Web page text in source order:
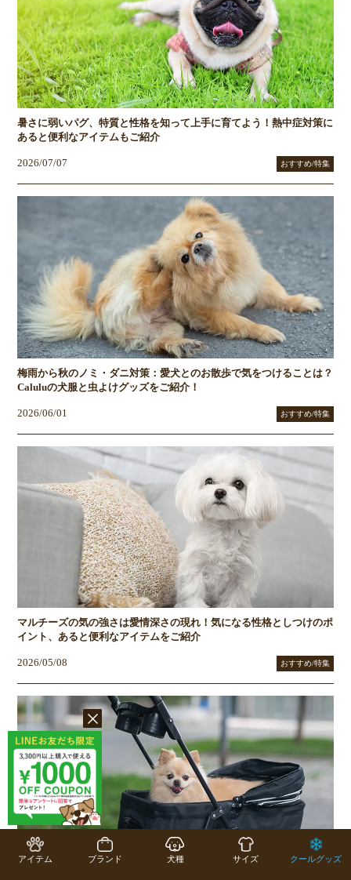
アイテム ブランド 犬種 サイズ クールグッズ
暑さに弱いパグ、特質と性格を知って上手に育てよう！熱中症対策に
あると便利なアイテムもご紹介
2026/07/07 おすすめ/特集
梅雨から秋のノミ・ダニ対策：愛犬とのお散歩で気をつけることは？
Caluluの犬服と虫よけグッズをご紹介！
2026/06/01 おすすめ/特集
マルチーズの気の強さは愛情深さの現れ！気になる性格としつけのポ
イント、あると便利なアイテムをご紹介
2026/05/08 おすすめ/特集